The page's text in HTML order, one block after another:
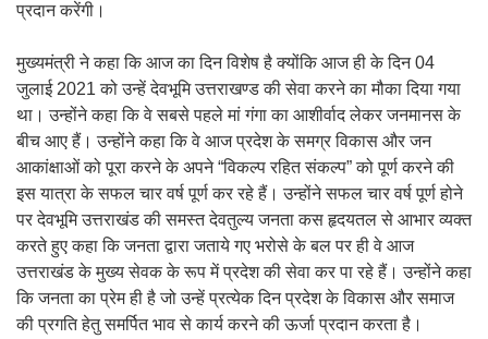
प्रदान करेंगी।
मुख्यमंत्री ने कहा कि आज का दिन विशेष है क्योंकि आज ही के दिन 04
जुलाई 2021 को उन्हें देवभूमि उत्तराखण्ड की सेवा करने का मौका दिया गया
था। उन्होंने कहा कि वे सबसे पहले मां गंगा का आशीर्वाद लेकर जनमानस के
बीच आए हैं। उन्होंने कहा कि वे आज प्रदेश के समग्र विकास और जन
आकांक्षाओं को पूरा करने के अपने “विकल्प रहित संकल्प” को पूर्ण करने की
इस यात्रा के सफल चार वर्ष पूर्ण कर रहे हैं। उन्होंने सफल चार वर्ष पूर्ण होने
पर देवभूमि उत्तराखंड की समस्त देवतुल्य जनता कस हृदयतल से आभार व्यक्त
करते हुए कहा कि जनता द्वारा जताये गए भरोसे के बल पर ही वे आज
उत्तराखंड के मुख्य सेवक के रूप में प्रदेश की सेवा कर पा रहे हैं। उन्होंने कहा
कि जनता का प्रेम ही है जो उन्हें प्रत्येक दिन प्रदेश के विकास और समाज
की प्रगति हेतु समर्पित भाव से कार्य करने की ऊर्जा प्रदान करता है।